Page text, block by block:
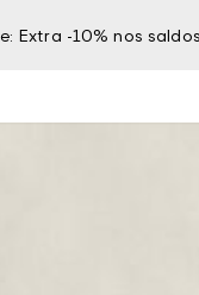
Extra -10% nos